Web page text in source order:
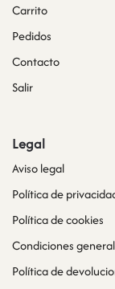
Carrito
Pedidos
Contacto
Salir
Legal
Aviso legal
Política de
Política de cookies
Condiciones
Política de